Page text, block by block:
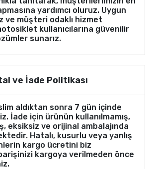
yardımcı oluruz. Uygun
ve müşteri odaklı hizmet
kullanıcılarına güvenilir
sunarız.
ve İade Politikası
aldıktan sonra 7 gün içinde
İade için ürünün kullanılmamış,
eksiksiz ve orijinal ambalajında
Hatalı, kusurlu veya yanlış
kargo ücretini biz
kargoya verilmeden önce